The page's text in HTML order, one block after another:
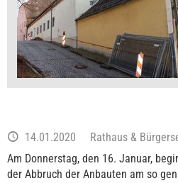
14.01.2020
Rathaus &
Am Donnerstag, den 16. Januar,
der Abbruch der Anbauten am so